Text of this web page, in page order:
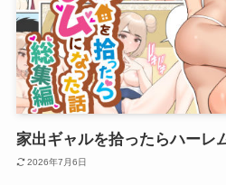
家出ギャルを拾ったらハーレ
2026年7月6日